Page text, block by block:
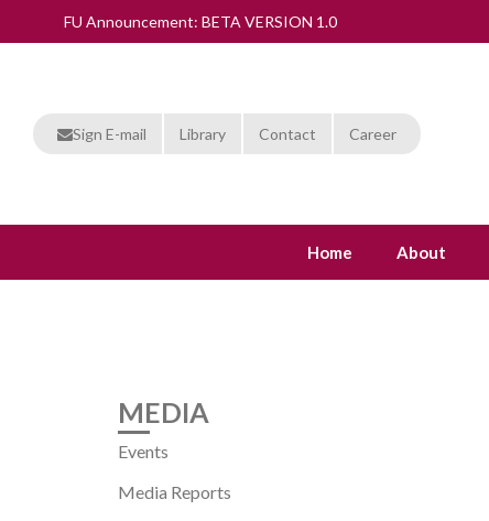
FU Announcement: BETA VERSION 1.0
Sign E-mail Library Contact Career
Home About
MEDIA
Events
Media Reports